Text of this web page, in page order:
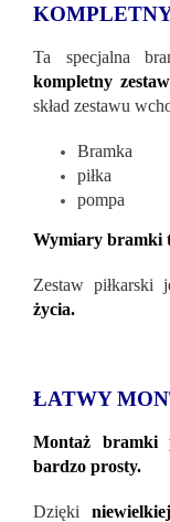
Ta specjalna
kompletny
skład zestawu
Bramka
piłka
pompa
Wymiary bramki
Zestaw piłkarski
życia.
ŁATWY
Montaż bramki
bardzo prosty.
Dzięki